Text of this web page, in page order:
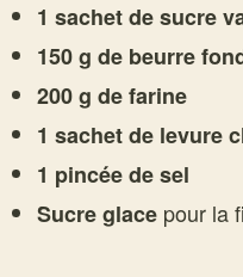
1 sachet de sucre
150 g de beurre
200 g de farine
1 sachet de levure
1 pincée de sel
Sucre glacepour la